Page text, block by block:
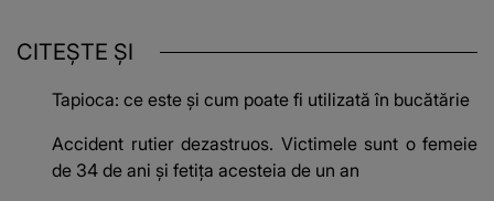
CITEȘTE ȘI
Tapioca: ce este și cum poate fi utilizată în bucătărie
Accident rutier dezastruos. Victimele sunt o femeie
de 34 de ani și fetița acesteia de un an